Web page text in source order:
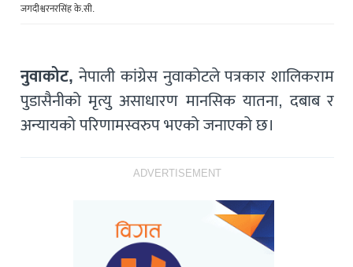
जगदीश्वरनरसिंह के.सी.
नुवाकोट, नेपाली कांग्रेस नुवाकोटले पत्रकार शालिकराम
पुडासैनीको मृत्यु असाधारण मानसिक यातना, दबाब र
अन्यायको परिणामस्वरुप भएको जनाएको छ।
ADVERTISEMENT